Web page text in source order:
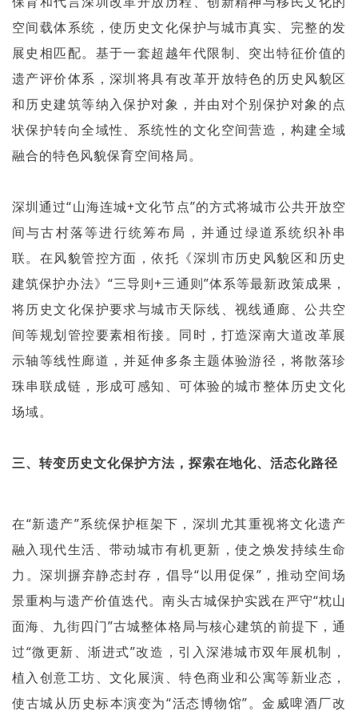
空间载体系统，使历史文化保护与城市真实、完整的发
展史相匹配。基于一套超越年代限制、突出特征价值的
遗产评价体系，深圳将具有改革开放特色的历史风貌区
和历史建筑等纳入保护对象，并由对个别保护对象的点
状保护转向全域性、系统性的文化空间营造，构建全域
融合的特色风貌保育空间格局。
深圳通过“山海连城+文化节点”的方式将城市公共开放空
间与古村落等进行统筹布局，并通过绿道系统织补串
联。在风貌管控方面，依托《深圳市历史风貌区和历史
建筑保护办法》“三导则+三通则”体系等最新政策成果，
将历史文化保护要求与城市天际线、视线通廊、公共空
间等规划管控要素相衔接。同时，打造深南大道改革展
示轴等线性廊道，并延伸多条主题体验游径，将散落珍
珠串联成链，形成可感知、可体验的城市整体历史文化
场域。
三、转变历史文化保护方法，探索在地化、活态化路径
在“新遗产”系统保护框架下，深圳尤其重视将文化遗产
融入现代生活、带动城市有机更新，使之焕发持续生命
力。深圳摒弃静态封存，倡导“以用促保”，推动空间场
景重构与遗产价值迭代。南头古城保护实践在严守“枕山
面海、九街四门”古城整体格局与核心建筑的前提下，通
过“微更新、渐进式”改造，引入深港城市双年展机制，
植入创意工坊、文化展演、特色商业和公寓等新业态，
使古城从历史标本演变为“活态博物馆”。金威啤酒厂改